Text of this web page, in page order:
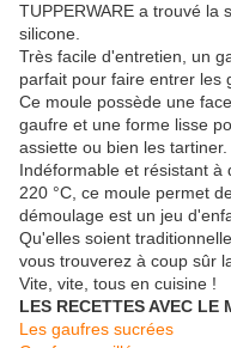
TUPPERWARE a trouvé la
silicone.
Très facile d'entretien, un
parfait pour faire entrer les
Ce moule possède une
gaufre et une forme lisse
assiette ou bien les tartiner.
Indéformable et résistant à
220 °C, ce moule permet
démoulage est un jeu
Qu'elles soient
vous trouverez à coup sûr
Vite, vite, tous en cuisine !
LES RECETTES AVEC LE
Les gaufres sucrées